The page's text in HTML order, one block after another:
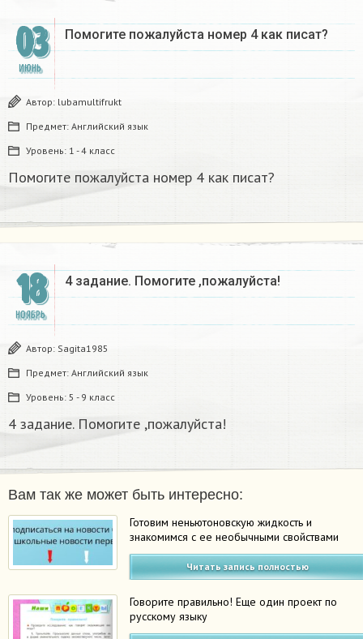
03
ИЮНЬ
Помогите пожалуйста номер 4 как писат?
Автор: lubamultifrukt
Предмет: Английский язык
Уровень: 1 - 4 класс
Помогите пожалуйста номер 4 как писат?
18
НОЯБРЬ
4 задание. Помогите ,пожалуйста!
Автор: Sagita1985
Предмет: Английский язык
Уровень: 5 - 9 класс
4 задание. Помогите ,пожалуйста!
Вам так же может быть интересно:
Готовим неньютоновскую жидкость и
знакомимся с ее необычными свойствами
Читать запись полностью
Говорите правильно! Еще один проект по
русскому языку